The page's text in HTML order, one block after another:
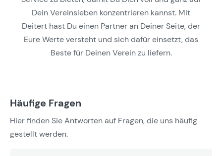
Dein Vereinsleben konzentrieren kannst. Mit
Deitert hast Du einen Partner an Deiner Seite, der
Eure Werte versteht und sich dafür einsetzt, das
Beste für Deinen Verein zu liefern.
Häufige Fragen
Hier finden Sie Antworten auf Fragen, die uns häufig
gestellt werden.